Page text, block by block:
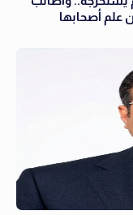
علم أصحابها